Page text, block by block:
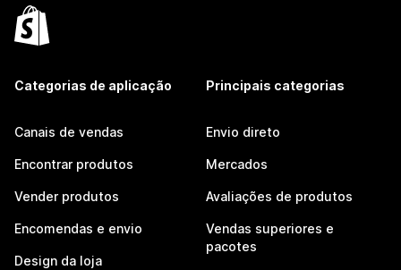
Categorias de aplicação
Canais de vendas
Encontrar produtos
Vender produtos
Encomendas e envio
Design da loja
Principais categorias
Envio direto
Mercados
Avaliações de produtos
Vendas superiores e
pacotes